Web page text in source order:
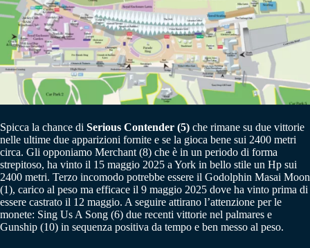
Spicca la chance di Serious Contender (5) che rimane su due vittorie
nelle ultime due apparizioni fornite e se la gioca bene sui 2400 metri
circa. Gli opponiamo Merchant (8) che è in un periodo di forma
strepitoso, ha vinto il 15 maggio 2025 a York in bello stile un Hp sui
2400 metri. Terzo incomodo potrebbe essere il Godolphin Masai Moon
(1), carico al peso ma efficace il 9 maggio 2025 dove ha vinto prima di
essere castrato il 12 maggio. A seguire attirano l’attenzione per le
monete: Sing Us A Song (6) due recenti vittorie nel palmares e
Gunship (10) in sequenza positiva da tempo e ben messo al peso.